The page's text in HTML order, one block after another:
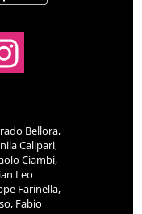
Bellora,
Calipari,
Ciambi,
Leo
Farinella,
Fabio